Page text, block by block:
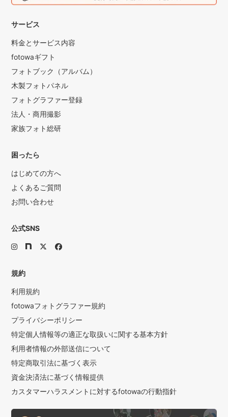
サービス
料金とサービス内容
fotowaギフト
フォトブック（アルバム）
木製フォトパネル
フォトグラファー登録
法人・商用撮影
家族フォト総研
困ったら
はじめての方へ
よくあるご質問
お問い合わせ
公式SNS
規約
利用規約
fotowaフォトグラファー規約
プライバシーポリシー
特定個人情報等の適正な取扱いに関する基本方針
利用者情報の外部送信について
特定商取引法に基づく表示
資金決済法に基づく情報提供
カスタマーハラスメントに対するfotowaの行動指針